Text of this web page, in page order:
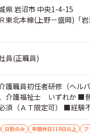
県 岩沼市 中央1-4-15
東北本線(上野－盛岡)「
員(正職員)
護職員初任者研修（ヘル
介護福祉士 いずれか ■
須（ＡＴ限定可） ■経験
ブランク可）
日勤のみ 年間休日110日以上